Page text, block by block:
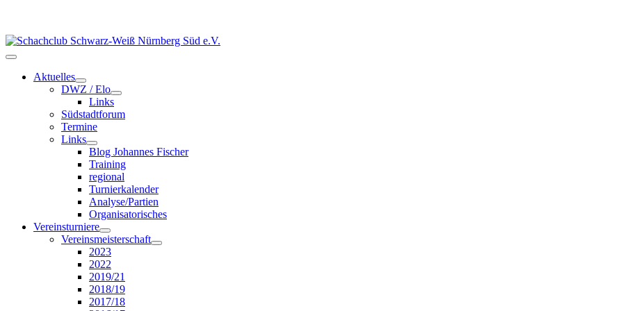
Aktuelles
DWZ / Elo
Links
Südstadtforum
Termine
Links
Blog Johannes Fischer
Training
regional
Turnierkalender
Analyse/Partien
Organisatorisches
Vereinsturniere
Vereinsmeisterschaft
2023
2022
2019/21
2018/19
2017/18